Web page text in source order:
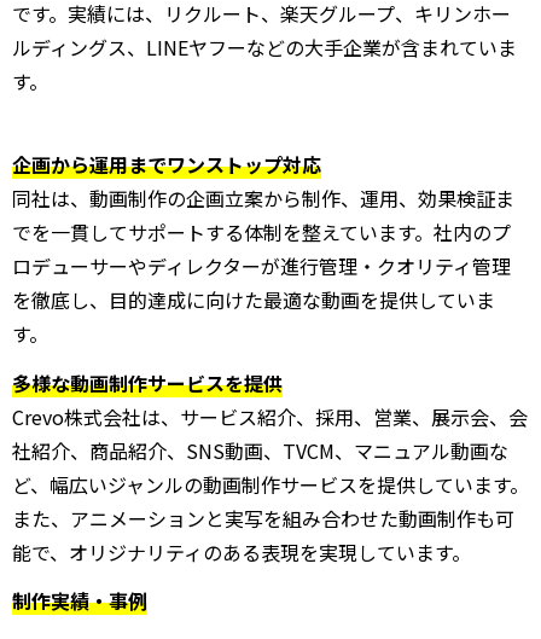
です。実績には、リクルート、楽天グループ、キリンホー
ルディングス、LINEヤフーなどの大手企業が含まれていま
す。
企画から運用までワンストップ対応
同社は、動画制作の企画立案から制作、運用、効果検証ま
でを一貫してサポートする体制を整えています。社内のプ
ロデューサーやディレクターが進行管理・クオリティ管理
を徹底し、目的達成に向けた最適な動画を提供していま
す。
多様な動画制作サービスを提供
Crevo株式会社は、サービス紹介、採用、営業、展示会、会
社紹介、商品紹介、SNS動画、TVCM、マニュアル動画な
ど、幅広いジャンルの動画制作サービスを提供しています。
また、アニメーションと実写を組み合わせた動画制作も可
能で、オリジナリティのある表現を実現しています。
制作実績・事例